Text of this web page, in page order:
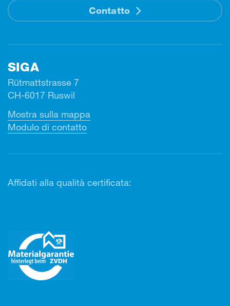
Contatto
SIGA
Rütmattstrasse 7
CH-6017 Ruswil
Mostra sulla mappa
Modulo di contatto
Affidati alla qualità certificata: